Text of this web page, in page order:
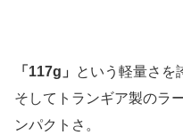
「117g」
という軽量さを
そしてトランギア製のラ
ンパクトさ。